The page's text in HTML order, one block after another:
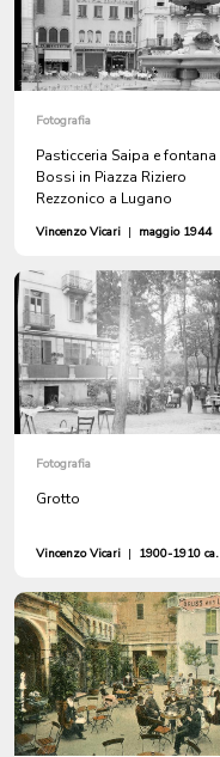
Fotografia
Pasticceria Saipa e fontana
Bossi in Piazza Riziero
Rezzonico a Lugano
Vincenzo Vicari | maggio 1944
Fotografia
Grotto
Vincenzo Vicari | 1900-1910 ca.